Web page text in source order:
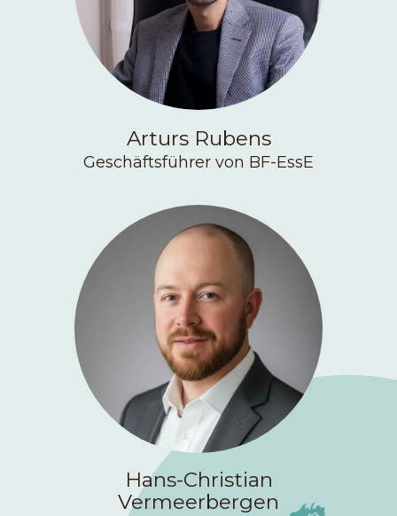
Hans-Christian
Vermeerbergen
Arturs Rubens
Geschäftsführer von BF-EssE